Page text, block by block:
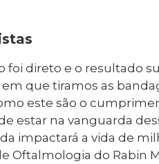
foi direto e o resultado
que tiramos as
este são o
estar na vanguarda
impactará a vida de
Oftalmologia do Rabin